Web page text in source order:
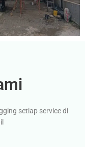
setiap service di